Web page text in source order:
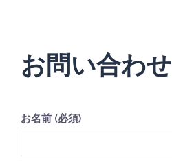
お問い合わせ
お名前 (必須)